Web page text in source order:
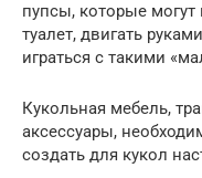
пупсы, которые могут
туалет, двигать
играться с такими
Кукольная мебель,
аксессуары,
создать для кукол